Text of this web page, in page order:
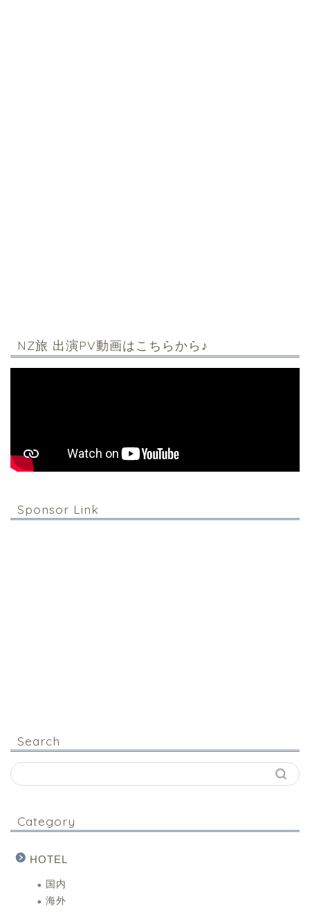
NZ旅 出演PV動画はこちらから♪
Sponsor Link
Search
Category
HOTEL
国内
海外